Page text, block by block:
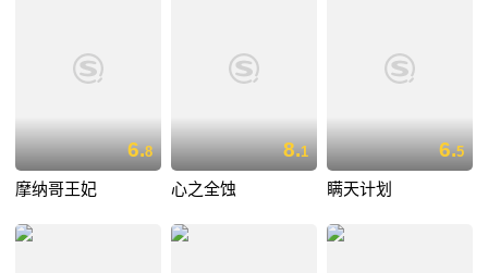
6.8
摩纳哥王妃
8.1
心之全蚀
6.5
瞒天计划